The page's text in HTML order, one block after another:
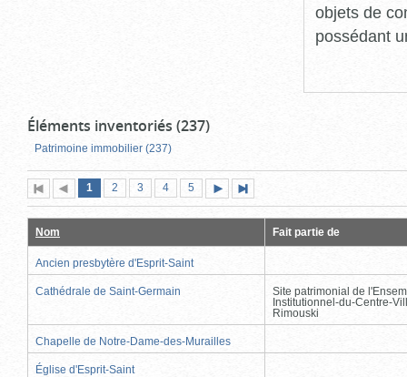
objets de
possédant
Éléments inventoriés (237)
Patrimoine immobilier (237)
Première
page
Page
précédente
Page
1 (page
actuelle)
Page
2 Page
3 Page
4 Page
5
suivante
page
Nom Fait partie de
Ancien presbytère d'Esprit-Saint
Cathédrale de Saint-Germain
Site patrimonial de
Institutionnel-du-Centre-
Rimouski
Chapelle de Notre-Dame-des-Murailles
Église d'Esprit-Saint